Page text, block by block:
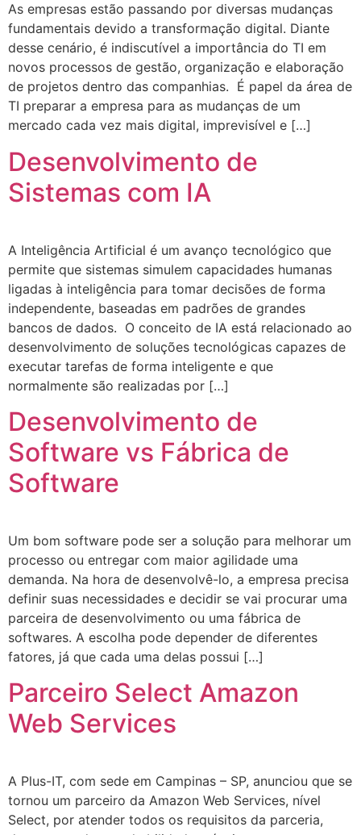
As empresas estão passando por diversas mudanças
fundamentais devido a transformação digital. Diante
desse cenário, é indiscutível a importância do TI em
novos processos de gestão, organização e elaboração
de projetos dentro das companhias. É papel da área de
TI preparar a empresa para as mudanças de um
mercado cada vez mais digital, imprevisível e […]
Desenvolvimento de
Sistemas com IA
A Inteligência Artificial é um avanço tecnológico que
permite que sistemas simulem capacidades humanas
ligadas à inteligência para tomar decisões de forma
independente, baseadas em padrões de grandes
bancos de dados. O conceito de IA está relacionado ao
desenvolvimento de soluções tecnológicas capazes de
executar tarefas de forma inteligente e que
normalmente são realizadas por […]
Desenvolvimento de
Software vs Fábrica de
Software
Um bom software pode ser a solução para melhorar um
processo ou entregar com maior agilidade uma
demanda. Na hora de desenvolvê-lo, a empresa precisa
definir suas necessidades e decidir se vai procurar uma
parceira de desenvolvimento ou uma fábrica de
softwares. A escolha pode depender de diferentes
fatores, já que cada uma delas possui […]
Parceiro Select Amazon
Web Services
A Plus-IT, com sede em Campinas – SP, anunciou que se
tornou um parceiro da Amazon Web Services, nível
Select, por atender todos os requisitos da parceria,